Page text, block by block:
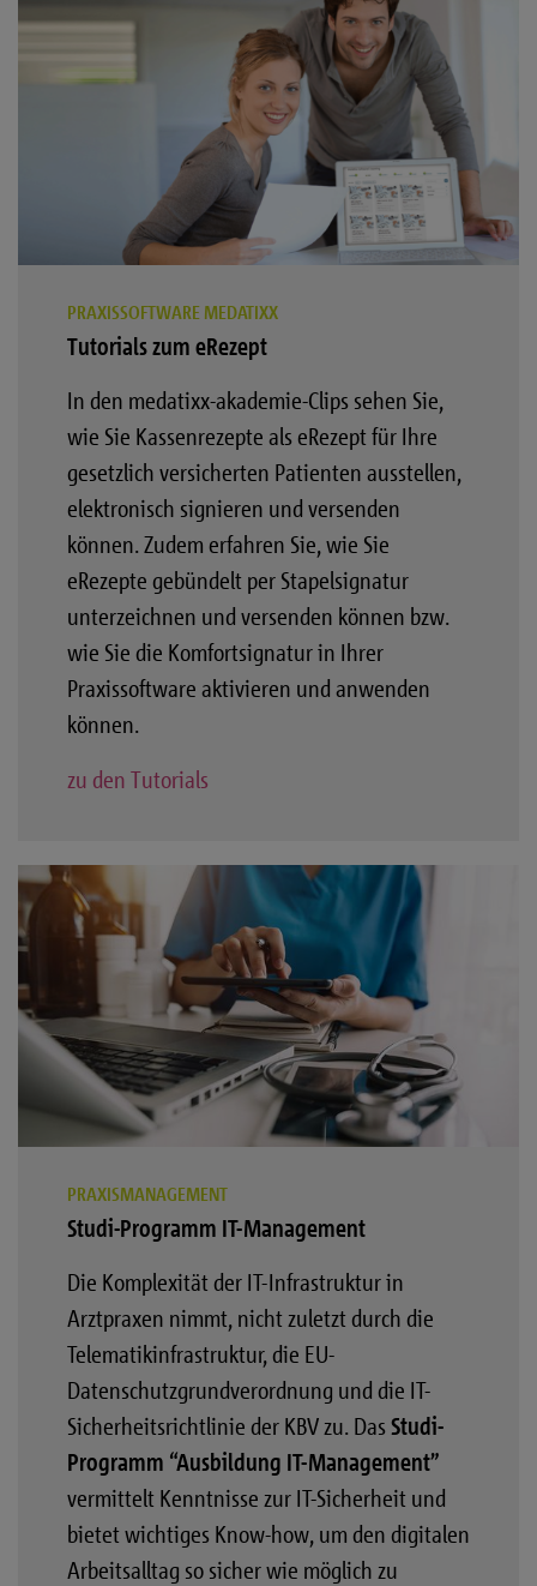
PRAXISSOFTWARE MEDATIXX
Tutorials zum eRezept
In den medatixx-akademie-Clips sehen Sie,
wie Sie Kassenrezepte als eRezept für Ihre
gesetzlich versicherten Patienten ausstellen,
elektronisch signieren und versenden
können. Zudem erfahren Sie, wie Sie
eRezepte gebündelt per Stapelsignatur
unterzeichnen und versenden können bzw.
wie Sie die Komfortsignatur in Ihrer
Praxissoftware aktivieren und anwenden
können.
zu den Tutorials
PRAXISMANAGEMENT
Studi-Programm IT-Management
Die Komplexität der IT-Infrastruktur in
Arztpraxen nimmt, nicht zuletzt durch die
Telematikinfrastruktur, die EU-
Datenschutzgrundverordnung und die IT-
Sicherheitsrichtlinie der KBV zu. DasStudi-
Programm “Ausbildung IT-Management”
vermittelt Kenntnisse zur IT-Sicherheit und
bietet wichtiges Know-how, um den digitalen
Arbeitsalltag so sicher wie möglich zu